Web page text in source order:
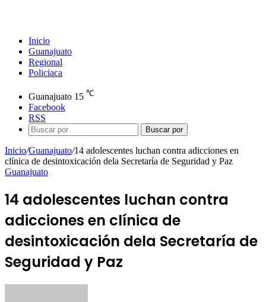
Inicio
Guanajuato
Regional
Policiaca
Guanajuato 15 ℃
Facebook
RSS
Buscar por
Inicio/Guanajuato/14 adolescentes luchan contra adicciones en
clínica de desintoxicación dela Secretaría de Seguridad y Paz
Guanajuato
14 adolescentes luchan contra
adicciones en clínica de
desintoxicación dela Secretaría de
Seguridad y Paz